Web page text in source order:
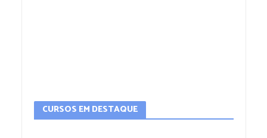
CURSOS EM DESTAQUE